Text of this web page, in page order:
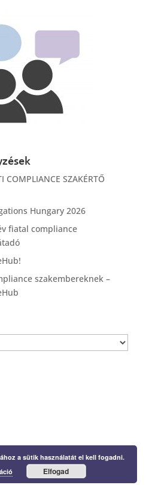
COMPLIANCE SZAKÉRTŐ
Hungary 2026
fiatal compliance
szakembereknek –
a sütik használatát el kell fogadni.
Elfogad